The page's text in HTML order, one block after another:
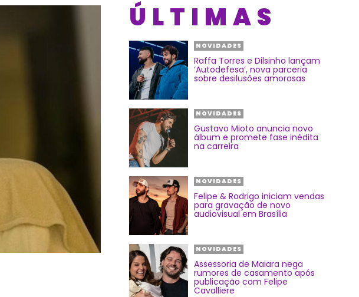
ÚLTIMAS
NOVIDADES
Raffa Torres e Dilsinho lançam
‘Autodefesa’, nova parceria
sobre desilusões amorosas
NOVIDADES
Gustavo Mioto anuncia novo
álbum e promete fase inédita
na carreira
NOVIDADES
Felipe & Rodrigo iniciam vendas
para gravação de novo
audiovisual em Brasília
NOVIDADES
Assessoria de Maiara nega
rumores de casamento após
publicação com Felipe
Cavalliere